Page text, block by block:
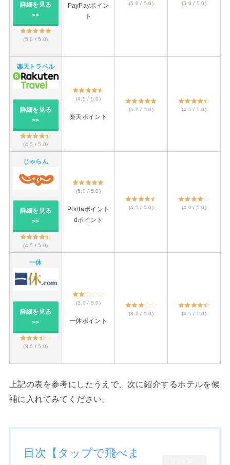
詳細を見る
>>
(5.0 / 5.0)
PayPayポイン
ト
(5.0 / 5.0) (5.0 / 5.0)
楽天トラベル
詳細を見る
>>
(4.5 / 5.0)
(4.5 / 5.0)
楽天ポイント
(5.0 / 5.0) (4.5 / 5.0)
じゃらん
詳細を見る
>>
(4.5 / 5.0)
(5.0 / 5.0)
Pontaポイント
dポイント
(4.5 / 5.0) (4.0 / 5.0)
一休
詳細を見る
>>
(3.5 / 5.0)
(2.0 / 5.0)
一休ポイント
(3.0 / 5.0) (4.5 / 5.0)
上記の表を参考にしたうえで、次に紹介するホテルを候
補に入れてみてください。
目次【タップで飛べま